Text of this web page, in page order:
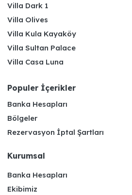
Villa Dark 1
Villa Olives
Villa Kula Kayaköy
Villa Sultan Palace
Villa Casa Luna
Populer İçerikler
Banka Hesapları
Bölgeler
Rezervasyon İptal Şartları
Kurumsal
Banka Hesapları
Ekibimiz